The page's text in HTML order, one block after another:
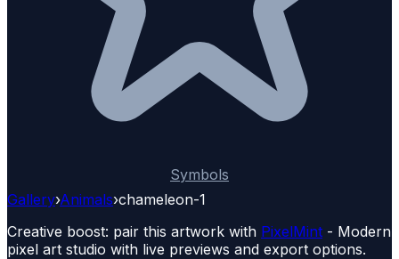
Symbols
Gallery›Animals›chameleon-1
Creative boost: pair this artwork with PixelMint - Modern
pixel art studio with live previews and export options.